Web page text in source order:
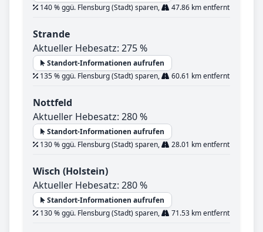
140 % ggü. Flensburg (Stadt) sparen,
47.86 km entfernt
Strande
Aktueller Hebesatz: 275 %
Standort-Informationen aufrufen
135 % ggü. Flensburg (Stadt) sparen,
60.61 km entfernt
Nottfeld
Aktueller Hebesatz: 280 %
Standort-Informationen aufrufen
130 % ggü. Flensburg (Stadt) sparen,
28.01 km entfernt
Wisch (Holstein)
Aktueller Hebesatz: 280 %
Standort-Informationen aufrufen
130 % ggü. Flensburg (Stadt) sparen,
71.53 km entfernt